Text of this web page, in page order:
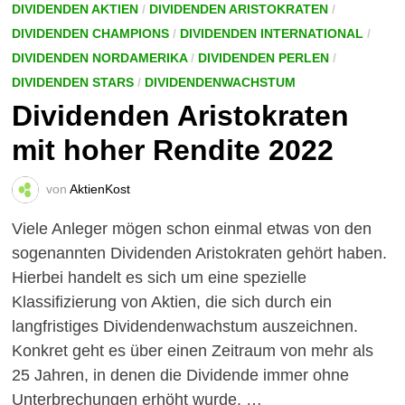
DIVIDENDEN AKTIEN/ DIVIDENDEN ARISTOKRATEN/
DIVIDENDEN CHAMPIONS/ DIVIDENDEN INTERNATIONAL/
DIVIDENDEN NORDAMERIKA/ DIVIDENDEN PERLEN/
DIVIDENDEN STARS/ DIVIDENDENWACHSTUM
Dividenden Aristokraten
mit hoher Rendite 2022
von AktienKost
Viele Anleger mögen schon einmal etwas von den
sogenannten Dividenden Aristokraten gehört haben.
Hierbei handelt es sich um eine spezielle
Klassifizierung von Aktien, die sich durch ein
langfristiges Dividendenwachstum auszeichnen.
Konkret geht es über einen Zeitraum von mehr als
25 Jahren, in denen die Dividende immer ohne
Unterbrechungen erhöht wurde. …